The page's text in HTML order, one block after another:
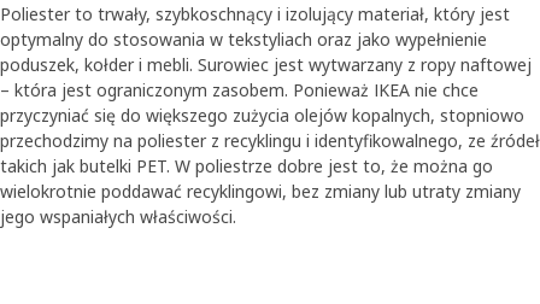
Poliester to trwały, szybkoschnący i izolujący materiał, który jest
optymalny do stosowania w tekstyliach oraz jako wypełnienie
poduszek, kołder i mebli. Surowiec jest wytwarzany z ropy naftowej
– która jest ograniczonym zasobem. Ponieważ IKEA nie chce
przyczyniać się do większego zużycia olejów kopalnych, stopniowo
przechodzimy na poliester z recyklingu i identyfikowalnego, ze źródeł
takich jak butelki PET. W poliestrze dobre jest to, że można go
wielokrotnie poddawać recyklingowi, bez zmiany lub utraty zmiany
jego wspaniałych właściwości.